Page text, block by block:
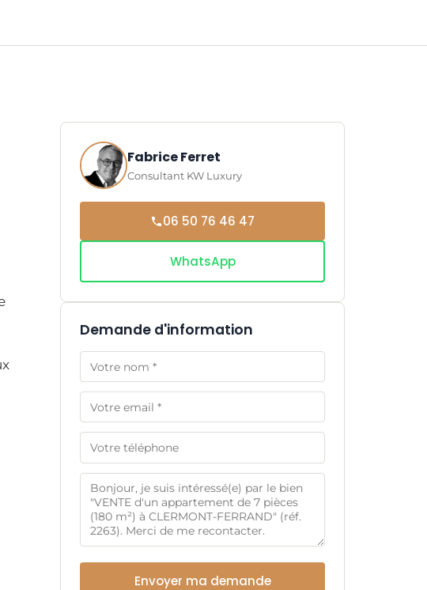
Fabrice Ferret
Consultant KW Luxury
06 50 76 46 47
WhatsApp
Demande d'information
Envoyer ma demande